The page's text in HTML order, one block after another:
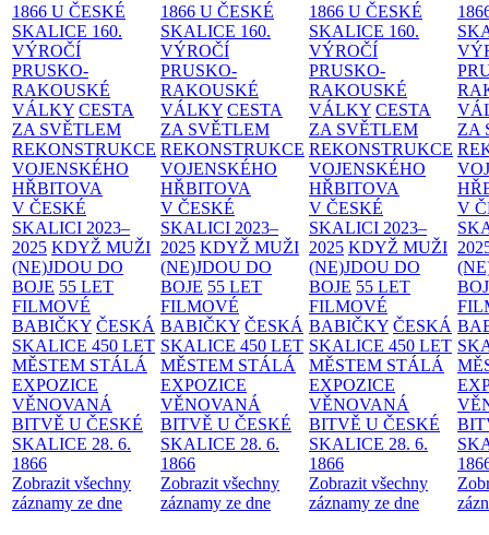
1866 U ČESKÉ
SKALICE 160.
VÝROČÍ
PRUSKO-
RAKOUSKÉ
VÁLKY CESTA
ZA SVĚTLEM
REKONSTRUKCE
VOJENSKÉHO
HŘBITOVA
V ČESKÉ
SKALICI 2023–
2025 KDYŽ MUŽI
(NE)JDOU DO
BOJE 55 LET
FILMOVÉ
BABIČKY ČESKÁ
SKALICE 450 LET
MĚSTEM STÁLÁ
EXPOZICE
VĚNOVANÁ
BITVĚ U ČESKÉ
SKALICE 28. 6.
1866
Zobrazit všechny
záznamy ze dne
1866 U ČESKÉ
SKALICE 160.
VÝROČÍ
PRUSKO-
RAKOUSKÉ
VÁLKY CESTA
ZA SVĚTLEM
REKONSTRUKCE
VOJENSKÉHO
HŘBITOVA
V ČESKÉ
SKALICI 2023–
2025 KDYŽ MUŽI
(NE)JDOU DO
BOJE 55 LET
FILMOVÉ
BABIČKY ČESKÁ
SKALICE 450 LET
MĚSTEM STÁLÁ
EXPOZICE
VĚNOVANÁ
BITVĚ U ČESKÉ
SKALICE 28. 6.
1866
Zobrazit všechny
záznamy ze dne
1866 U ČESKÉ
SKALICE 160.
VÝROČÍ
PRUSKO-
RAKOUSKÉ
VÁLKY CESTA
ZA SVĚTLEM
REKONSTRUKCE
VOJENSKÉHO
HŘBITOVA
V ČESKÉ
SKALICI 2023–
2025 KDYŽ MUŽI
(NE)JDOU DO
BOJE 55 LET
FILMOVÉ
BABIČKY ČESKÁ
SKALICE 450 LET
MĚSTEM STÁLÁ
EXPOZICE
VĚNOVANÁ
BITVĚ U ČESKÉ
SKALICE 28. 6.
1866
Zobrazit všechny
záznamy ze dne
ZA
V